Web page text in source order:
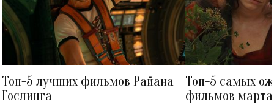
Топ-5 лучших фильмов Райана
Гослинга
Топ-5 самых
фильмов